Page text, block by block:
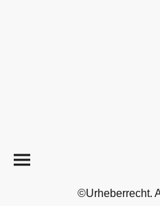
©Urheberrecht.